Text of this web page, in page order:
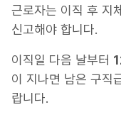
근로자는 이직 후 지
신고해야 합니다.
이직일 다음 날부터
이 지나면 남은 구직
랍니다.